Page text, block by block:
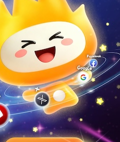
旋风加速器
中心 雷霆加速
狂飙加速器
费加速器梯子
ins加速器
檬加速器
猎豹加速器官网
费外网加速服务器
大象加速器 雷霆下载站